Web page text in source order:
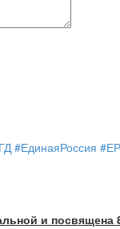
#ЕдинаяРоссия
и